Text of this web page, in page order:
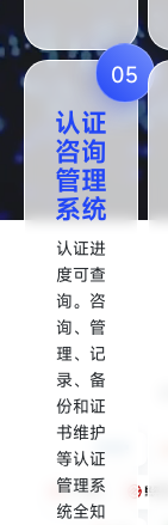
05
认证
咨询
管理
系统
认证进
度可查
询。咨
询、管
理、记
录、备
份和证
书维护
等认证
管理系
统全知